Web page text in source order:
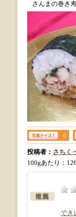
さんまの巻き
0
投稿者： さちく
100gあたり：
でき